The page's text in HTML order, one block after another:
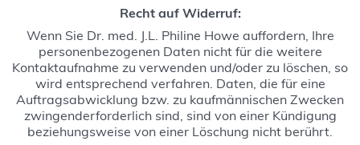
Recht auf Widerruf:
Wenn Sie Dr. med. J.L. Philine Howe auffordern, Ihre
personenbezogenen Daten nicht für die weitere
Kontaktaufnahme zu verwenden und/oder zu löschen, so
wird entsprechend verfahren. Daten, die für eine
Auftragsabwicklung bzw. zu kaufmännischen Zwecken
zwingenderforderlich sind, sind von einer Kündigung
beziehungsweise von einer Löschung nicht berührt.